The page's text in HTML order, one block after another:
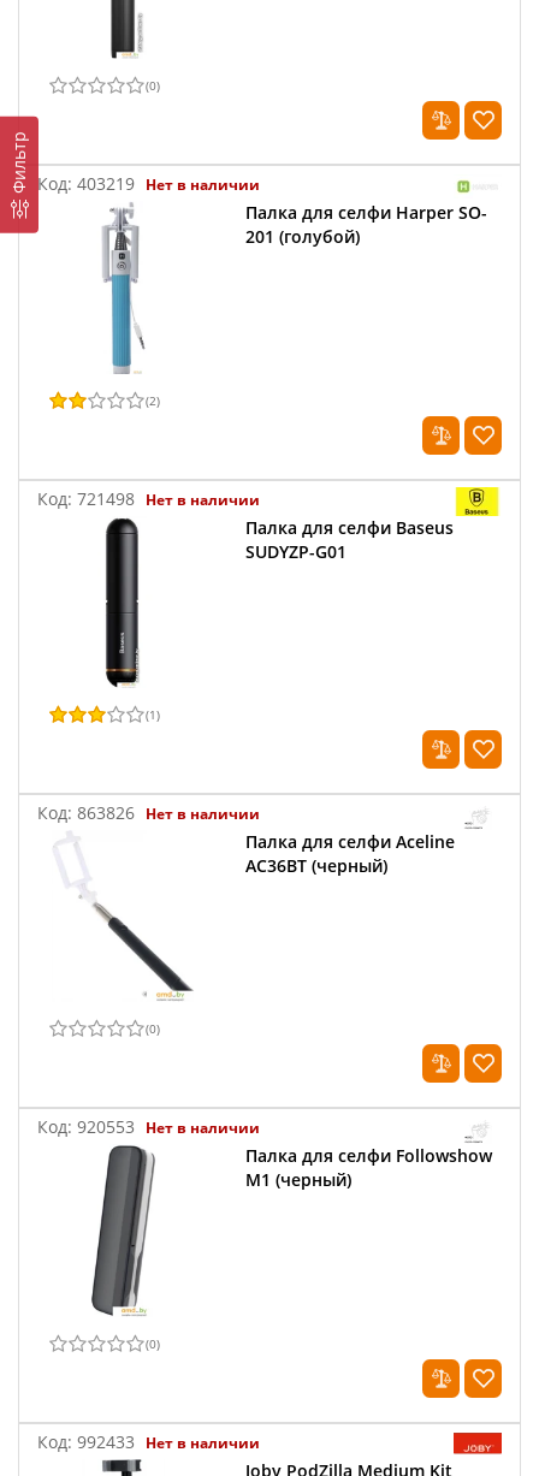
Фильтр
(0)
Код: 403219 Нет в наличии
Палка для селфи Harper SO-
201 (голубой)
(2)
Код: 721498 Нет в наличии
Палка для селфи Baseus
SUDYZP-G01
(1)
Код: 863826 Нет в наличии
Палка для селфи Aceline
AC36BT (черный)
(0)
Код: 920553 Нет в наличии
Палка для селфи Followshow
M1 (черный)
(0)
Код: 992433 Нет в наличии
Joby PodZilla Medium Kit